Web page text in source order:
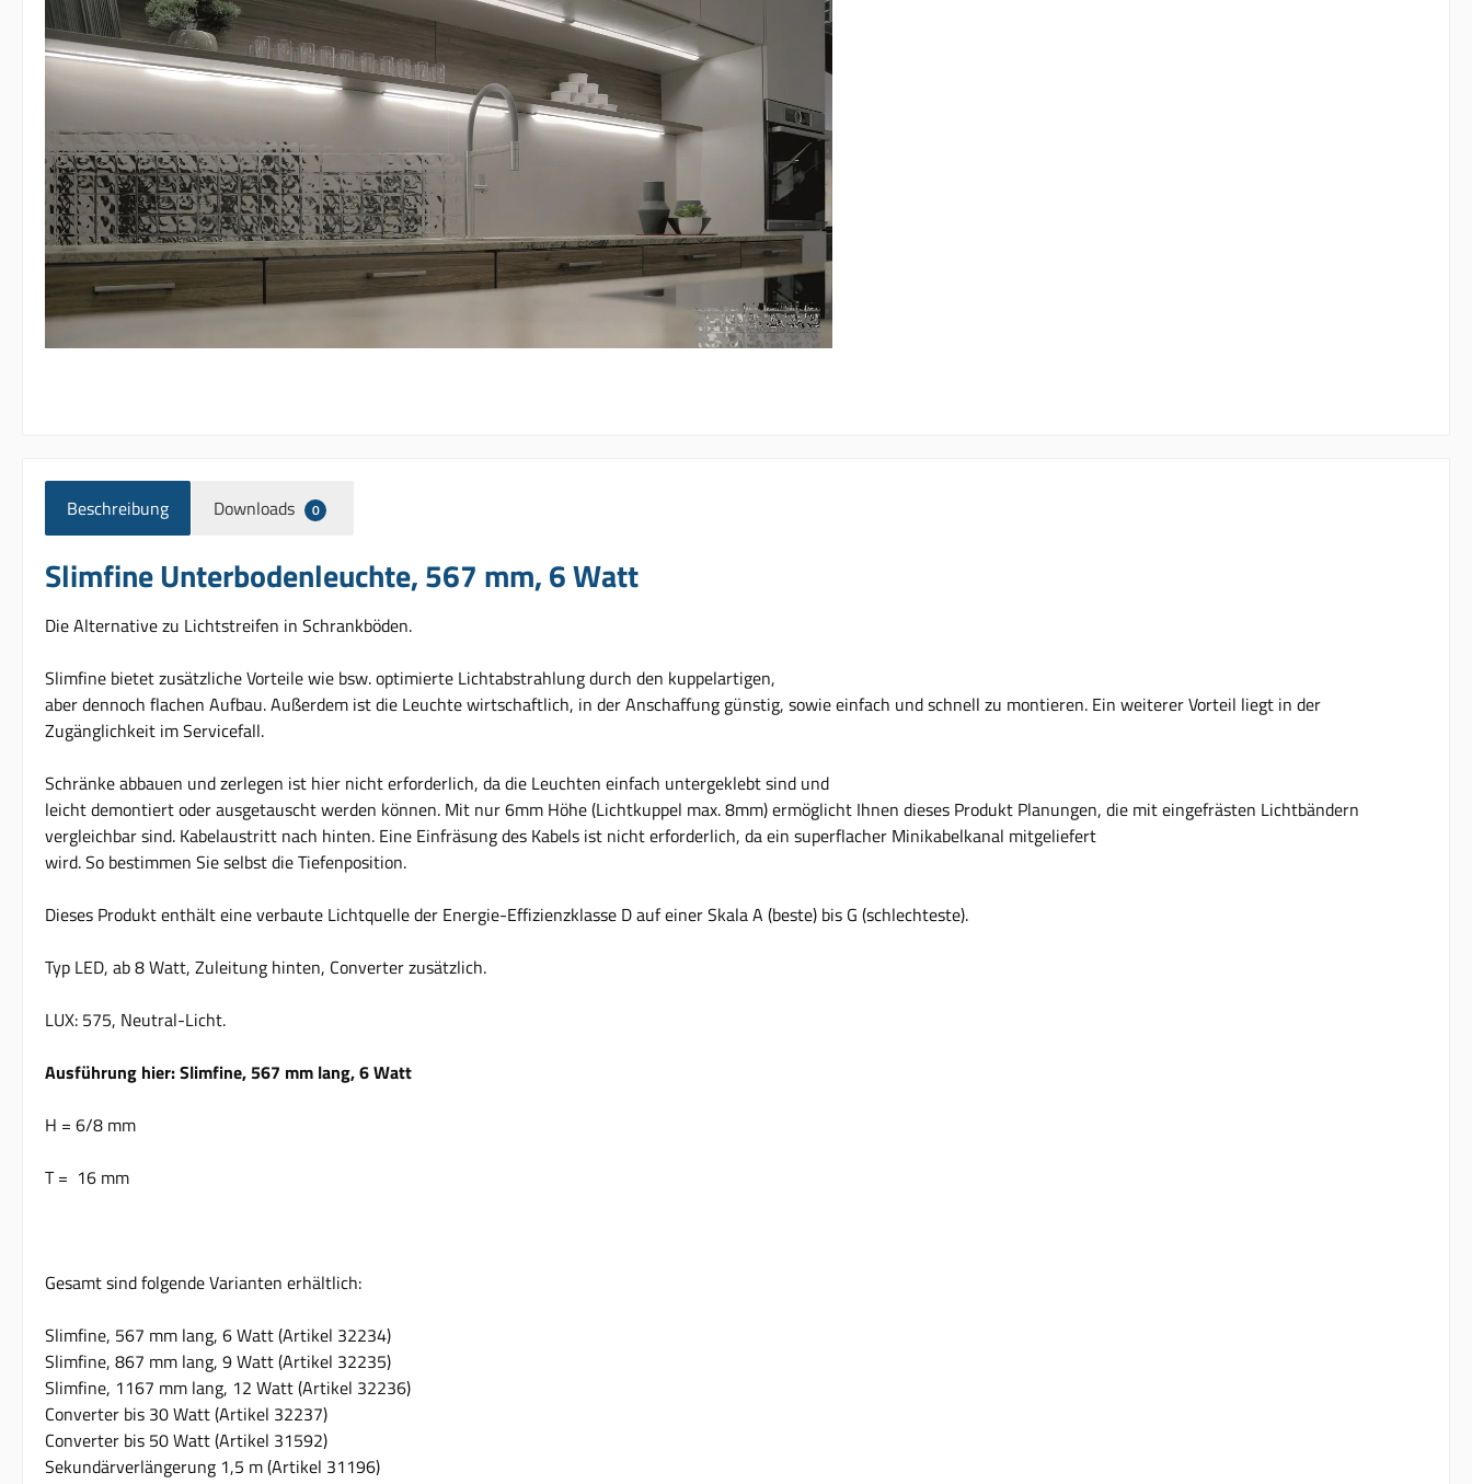
Beschreibung Downloads 0
Slimfine Unterbodenleuchte, 567 mm, 6 Watt
Die Alternative zu Lichtstreifen in Schrankböden.
Slimfine bietet zusätzliche Vorteile wie bsw. optimierte Lichtabstrahlung durch den kuppelartigen,
aber dennoch flachen Aufbau. Außerdem ist die Leuchte wirtschaftlich, in der Anschaffung günstig, sowie einfach und schnell zu montieren. Ein weiterer Vorteil liegt in der
Zugänglichkeit im Servicefall.
Schränke abbauen und zerlegen ist hier nicht erforderlich, da die Leuchten einfach untergeklebt sind und
leicht demontiert oder ausgetauscht werden können. Mit nur 6mm Höhe (Lichtkuppel max. 8mm) ermöglicht Ihnen dieses Produkt Planungen, die mit eingefrästen Lichtbändern
vergleichbar sind. Kabelaustritt nach hinten. Eine Einfräsung des Kabels ist nicht erforderlich, da ein superflacher Minikabelkanal mitgeliefert
wird. So bestimmen Sie selbst die Tiefenposition.
Dieses Produkt enthält eine verbaute Lichtquelle der Energie-Effizienzklasse D auf einer Skala A (beste) bis G (schlechteste).
Typ LED, ab 8 Watt, Zuleitung hinten, Converter zusätzlich.
LUX: 575, Neutral-Licht.
Ausführung hier: Slimfine, 567 mm lang, 6 Watt
H = 6/8 mm
T = 16 mm
Gesamt sind folgende Varianten erhältlich:
Slimfine, 567 mm lang, 6 Watt (Artikel 32234)
Slimfine, 867 mm lang, 9 Watt (Artikel 32235)
Slimfine, 1167 mm lang, 12 Watt (Artikel 32236)
Converter bis 30 Watt (Artikel 32237)
Converter bis 50 Watt (Artikel 31592)
Sekundärverlängerung 1,5 m (Artikel 31196)